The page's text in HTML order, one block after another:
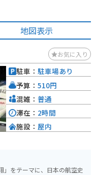
地図表示
お気に入り
」をテーマに、日本の航空史
駐車： 駐車場あり
予算： 510円
混雑： 普通
滞在： 2時間
施設： 屋内